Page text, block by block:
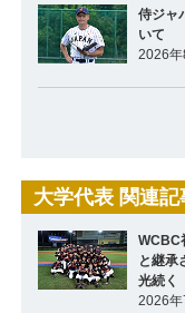
侍ジャ
いて
2026年
大学代表 関連記
WCBC
と継承
光続く
2026年